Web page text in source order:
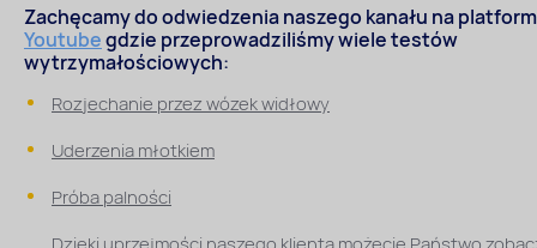
Zachęcamy do odwiedzenia naszego kanału na
Youtubegdzie przeprowadziliśmy wiele testów
wytrzymałościowych:
Rozjechanie przez wózek widłowy
Uderzenia młotkiem
Próba palności